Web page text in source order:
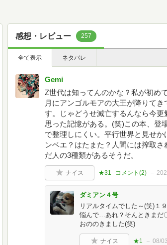
感想・レビュー 257
全て表示 ネタバレ
Gemi
Z世代は知ってんのかな？私が初め
月にアンゴルモアの大王が降りて
す。じゃどうせ滅亡するんなら今
思った記憶がある。(笑)この本、登
で整理しにくい。平行世界と見せ
ンベエ？はたまた？人間には搾取
だ人の3種類があるそうだ。
ナイス ★31 コメント(2)
ダミアン４号
リアルタイムでした～(笑)１
悩んで…あれ？そんときまだ
おののきました(笑)
ナイス ★1 08/